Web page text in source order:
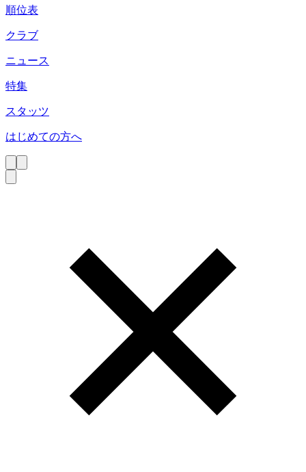
順位表
クラブ
ニュース
特集
スタッツ
はじめての方へ